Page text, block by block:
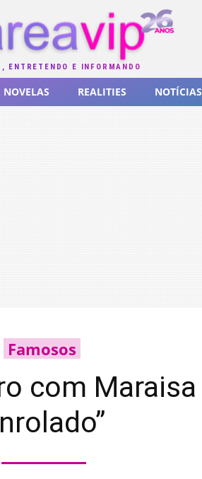
ENTRETENDO E INFORMANDO
NOVELAS REALITIES NOTÍCIAS
Famosos
com Maraisa